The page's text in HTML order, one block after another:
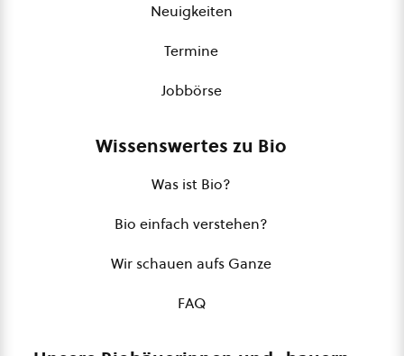
Neuigkeiten
Termine
Jobbörse
Wissenswertes zu Bio
Was ist Bio?
Bio einfach verstehen?
Wir schauen aufs Ganze
FAQ